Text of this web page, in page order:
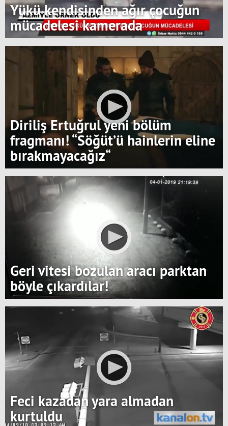
Yükü kendisinden ağır çocuğun
mücadelesi kamerada
Diriliş Ertuğrul yeni bölüm
fragmanı! “Söğüt’ü hainlerin eline
bırakmayacağız“
Geri vitesi bozulan aracı parktan
böyle çıkardılar!
Feci kazadan yara almadan
kurtuldu